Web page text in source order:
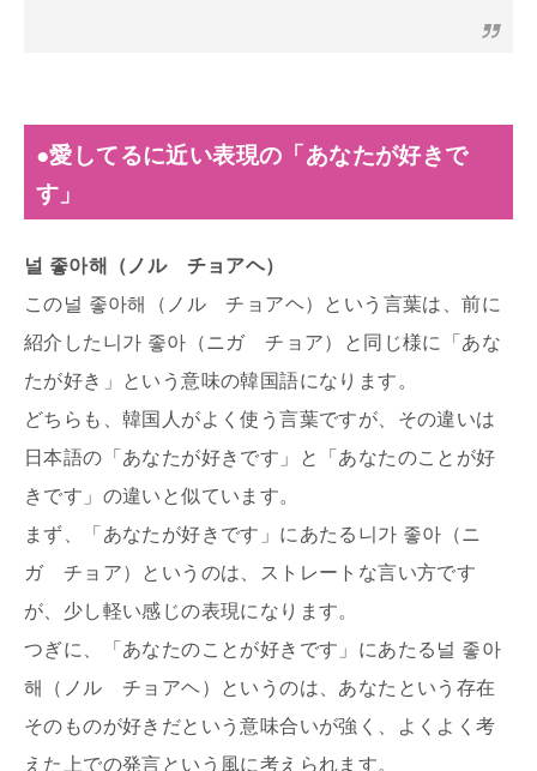
●愛してるに近い表現の「あなたが好きで
す」
널 좋아해（ノル チョアヘ）
この널 좋아해（ノル チョアヘ）という言葉は、前に
紹介した니가 좋아（ニガ チョア）と同じ様に「あな
たが好き」という意味の韓国語になります。
どちらも、韓国人がよく使う言葉ですが、その違いは
日本語の「あなたが好きです」と「あなたのことが好
きです」の違いと似ています。
まず、「あなたが好きです」にあたる니가 좋아（ニ
ガ チョア）というのは、ストレートな言い方です
が、少し軽い感じの表現になります。
つぎに、「あなたのことが好きです」にあたる널 좋아
해（ノル チョアヘ）というのは、あなたという存在
そのものが好きだという意味合いが強く、よくよく考
えた上での発言という風に考えられます。